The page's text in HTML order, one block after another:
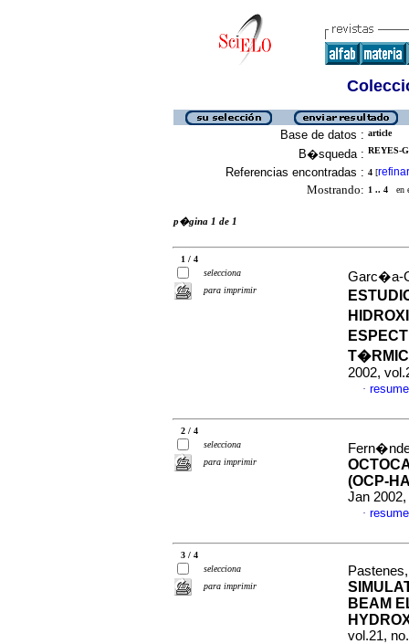
Base de datos : article
B�squeda : REYES-
Referencias encontradas : 4 [refinar
Mostrando: 1 .. 4 en
p�gina 1 de 1
1 / 4
selecciona
para imprimir
Garc�a-
2002,
·
2 / 4
selecciona
para imprimir
(OCP-
Jan
·
3 / 4
selecciona
para imprimir
BEAM
vol.21,